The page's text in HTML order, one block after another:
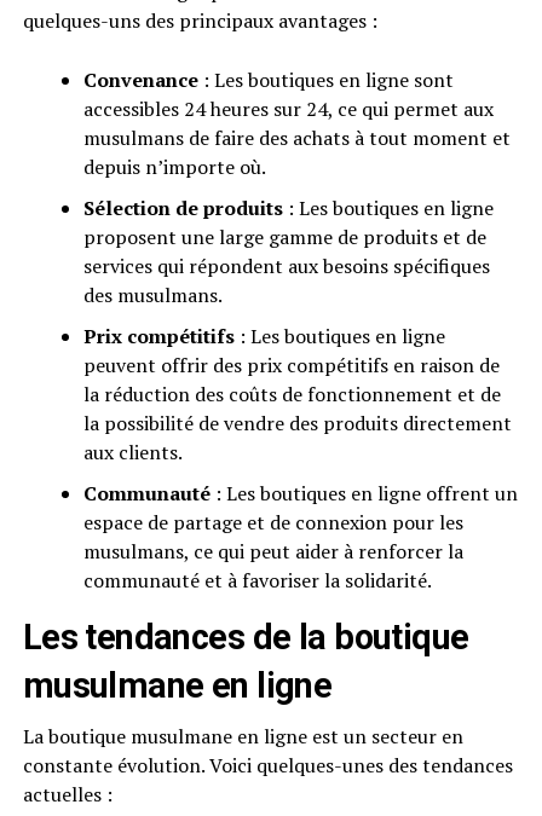
quelques-uns des principaux avantages :
Convenance: Les boutiques en ligne sont
accessibles 24 heures sur 24, ce qui permet aux
musulmans de faire des achats à tout moment et
depuis n’importe où.
Sélection de produits: Les boutiques en ligne
proposent une large gamme de produits et de
services qui répondent aux besoins spécifiques
des musulmans.
Prix compétitifs: Les boutiques en ligne
peuvent offrir des prix compétitifs en raison de
la réduction des coûts de fonctionnement et de
la possibilité de vendre des produits directement
aux clients.
Communauté: Les boutiques en ligne offrent un
espace de partage et de connexion pour les
musulmans, ce qui peut aider à renforcer la
communauté et à favoriser la solidarité.
Les tendances de la boutique
musulmane en ligne
La boutique musulmane en ligne est un secteur en
constante évolution. Voici quelques-unes des tendances
actuelles :